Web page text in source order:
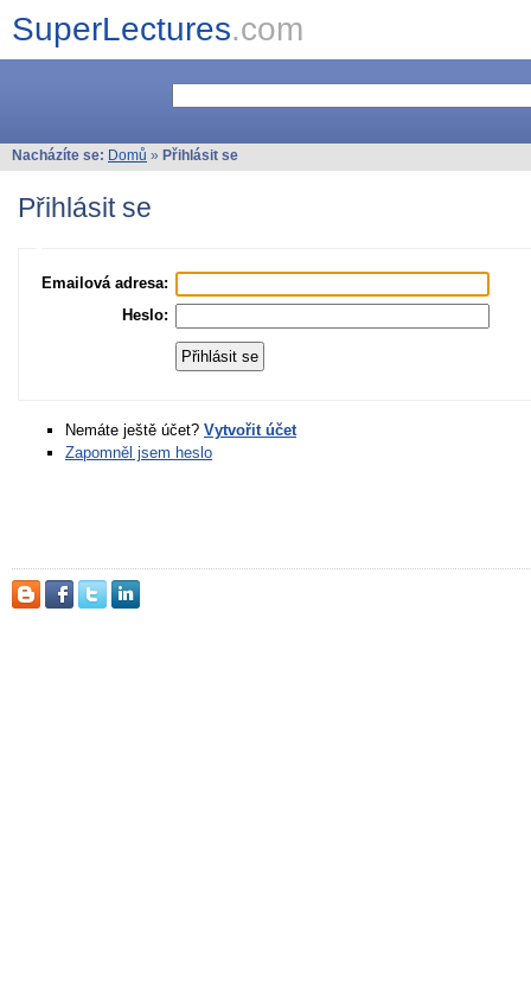
SuperLectures.com
Nacházíte se: Domů » Přihlásit se
Přihlásit se
Emailová adresa:
Heslo:
Nemáte ještě účet? Vytvořit účet
Zapomněl jsem heslo